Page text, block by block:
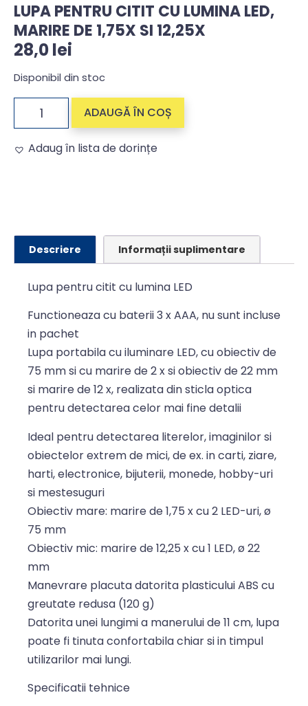
LUPA PENTRU CITIT CU LUMINA LED,
MARIRE DE 1,75X SI 12,25X
28,0lei
Disponibil din stoc
ADAUGĂ ÎN COȘ
Adaug în lista de dorințe
Descriere Informații suplimentare
Lupa pentru citit cu lumina LED
Functioneaza cu baterii 3 x AAA, nu sunt incluse
in pachet
Lupa portabila cu iluminare LED, cu obiectiv de
75 mm si cu marire de 2 x si obiectiv de 22 mm
si marire de 12 x, realizata din sticla optica
pentru detectarea celor mai fine detalii
Ideal pentru detectarea literelor, imaginilor si
obiectelor extrem de mici, de ex. in carti, ziare,
harti, electronice, bijuterii, monede, hobby-uri
si mestesuguri
Obiectiv mare: marire de 1,75 x cu 2 LED-uri, ø
75 mm
Obiectiv mic: marire de 12,25 x cu 1 LED, ø 22
mm
Manevrare placuta datorita plasticului ABS cu
greutate redusa (120 g)
Datorita unei lungimi a manerului de 11 cm, lupa
poate fi tinuta confortabila chiar si in timpul
utilizarilor mai lungi.
Specificatii tehnice